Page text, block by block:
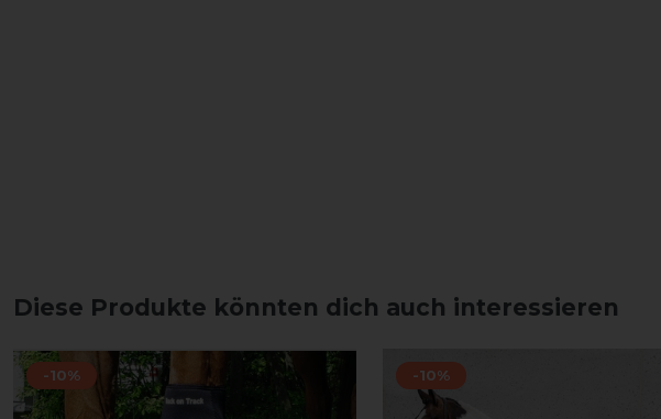
Diese Produkte könnten dich auch interessieren
-10% -10%